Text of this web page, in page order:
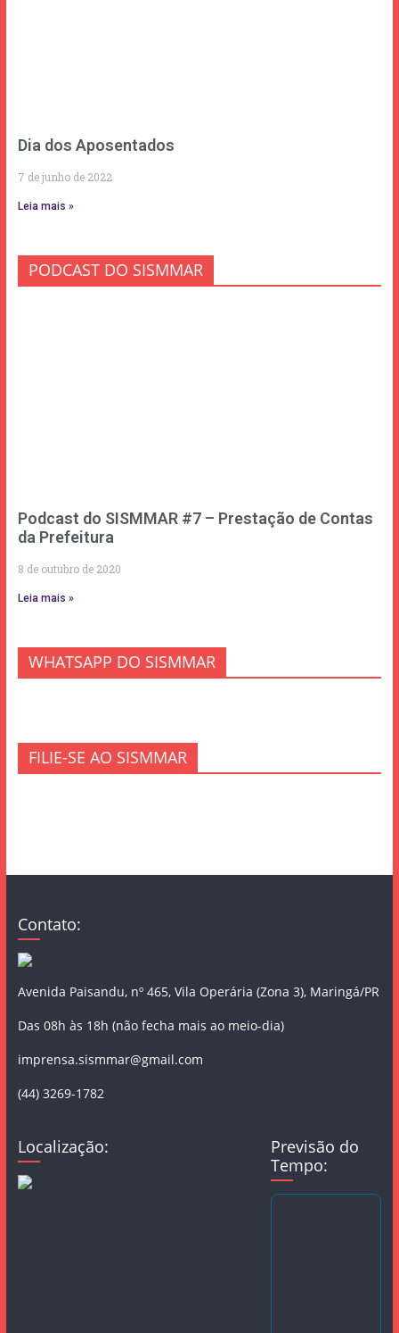
Dia dos Aposentados
7 de junho de 2022
Leia mais »
PODCAST DO SISMMAR
Podcast do SISMMAR #7 – Prestação de Contas
da Prefeitura
8 de outubro de 2020
Leia mais »
WHATSAPP DO SISMMAR
FILIE-SE AO SISMMAR
Contato:
Avenida Paisandu, nº 465, Vila Operária (Zona 3), Maringá/PR
Das 08h às 18h (não fecha mais ao meio-dia)
imprensa.sismmar@gmail.com
(44) 3269-1782
Localização:
Previsão do
Tempo: